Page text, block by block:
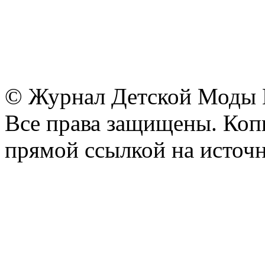
© Журнал Детской Моды
Все права защищены.
прямой ссылкой на